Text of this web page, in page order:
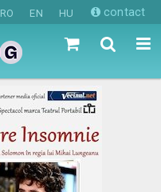
RO EN HU contact